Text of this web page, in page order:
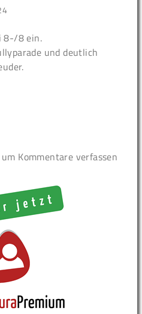
8-/8 ein.
und deutlich
Kommentare verfassen